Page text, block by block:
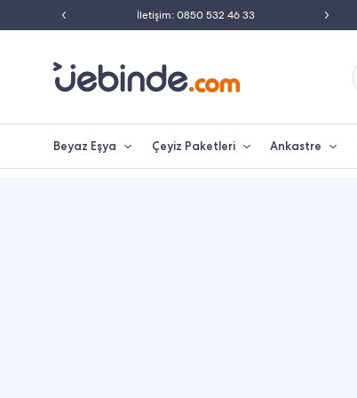
İletişim: 0850 532 46 33
Beyaz Eşya Çeyiz Paketleri Ankastre